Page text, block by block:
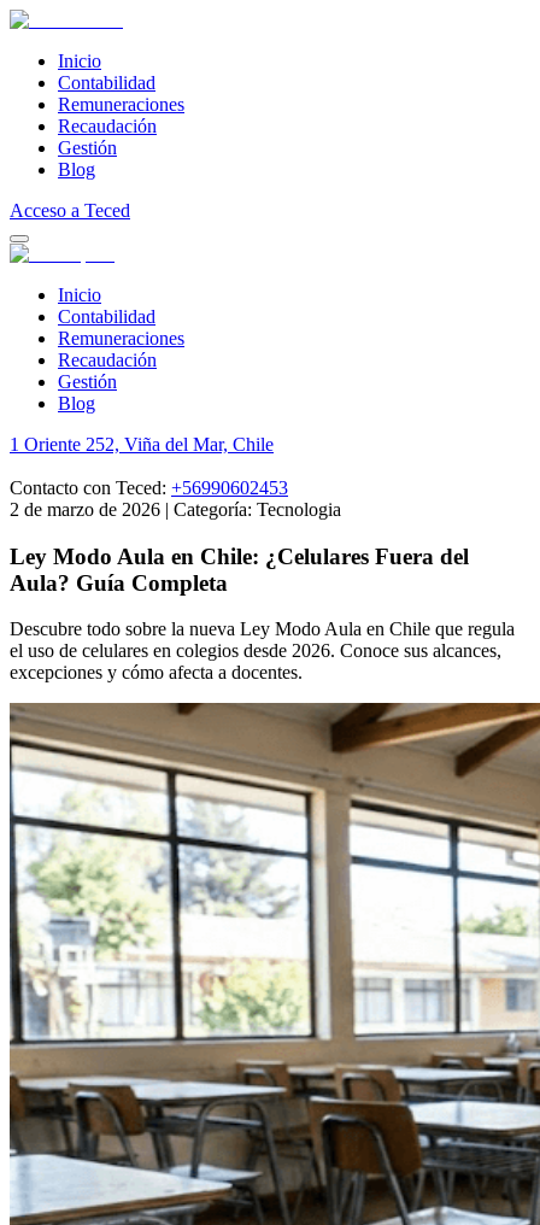
Inicio
Contabilidad
Remuneraciones
Recaudación
Gestión
Blog
Acceso a Teced
Inicio
Contabilidad
Remuneraciones
Recaudación
Gestión
Blog
1 Oriente 252, Viña del Mar, Chile
Contacto con Teced: +56990602453
2 de marzo de 2026 | Categoría: Tecnologia
Ley Modo Aula en Chile: ¿Celulares Fuera del
Aula? Guía Completa
Descubre todo sobre la nueva Ley Modo Aula en Chile que regula
el uso de celulares en colegios desde 2026. Conoce sus alcances,
excepciones y cómo afecta a docentes.